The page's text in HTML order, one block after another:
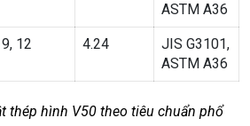
ASTM A36
12 4.24
JIS G3101,
ASTM A36
thép hình V50 theo tiêu chuẩn phổ